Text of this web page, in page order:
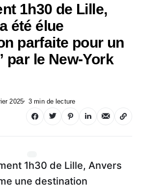
1h30 de Lille,
été élue
parfaite pour un
par le New-York
2025 3 min de lecture
1h30 de Lille, Anvers
une destination